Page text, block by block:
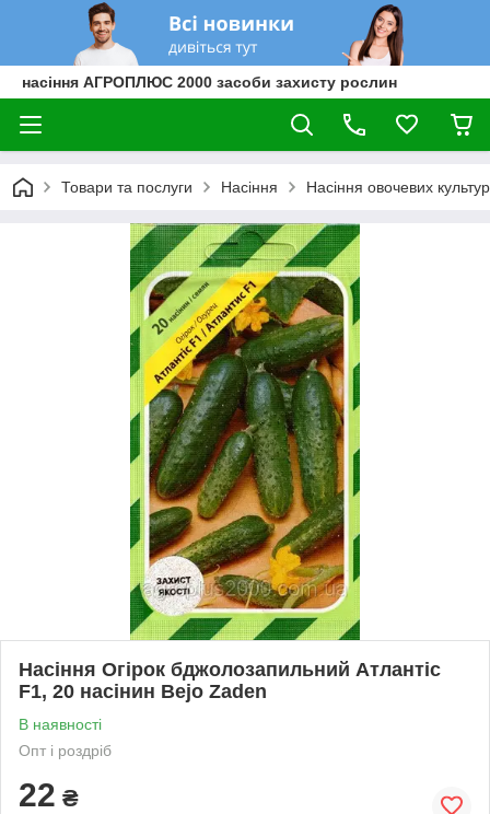
насіння АГРОПЛЮС 2000 засоби захисту рослин
Товари та послуги Насіння Насіння овочевих культур
Насіння Огірок бджолозапильний Атлантіс
F1, 20 насінин Bejo Zaden
В наявності
Опт і роздріб
22 ₴